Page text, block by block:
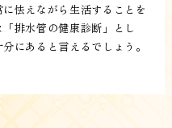
怯えながら生活することを
排水管の健康診断」とし
にあると言えるでしょう。